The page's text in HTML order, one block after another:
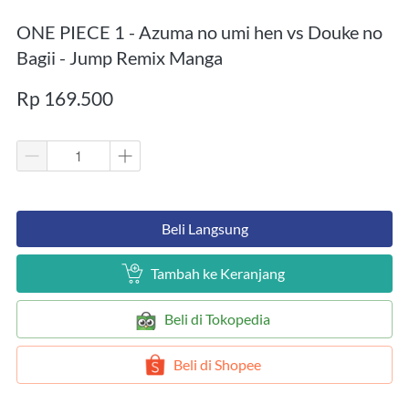
ONE PIECE 1 - Azuma no umi hen vs Douke no
Bagii - Jump Remix Manga
Rp 169.500
`Beli Langsung
` Tambah ke Keranjang
` Beli di Tokopedia
` Beli di Shopee